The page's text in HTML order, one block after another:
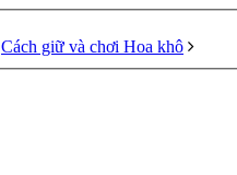
Cách giữ và chơi Hoa khô